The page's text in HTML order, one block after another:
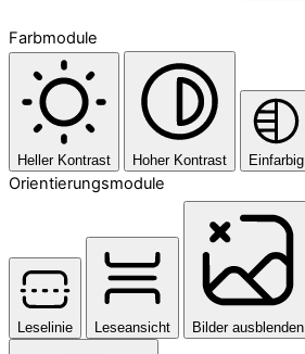
Farbmodule
Heller Kontrast Hoher Kontrast Einfarbig
Orientierungsmodule
Leselinie Leseansicht Bilder ausblenden